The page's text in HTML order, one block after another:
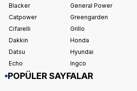
Blacker
Catpower
Cifarelli
Dakkin
Datsu
Echo
General Power
Greengarden
Grillo
Honda
Hyundai
Ingco
POPÜLER SAYFALAR